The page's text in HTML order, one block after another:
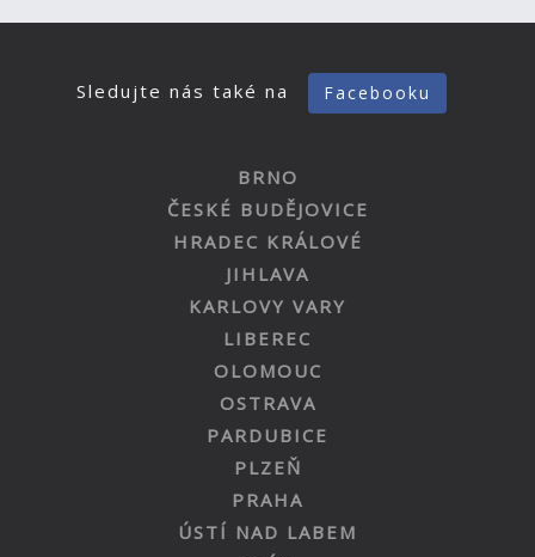
Sledujte nás také na Facebooku
BRNO
ČESKÉ BUDĚJOVICE
HRADEC KRÁLOVÉ
JIHLAVA
KARLOVY VARY
LIBEREC
OLOMOUC
OSTRAVA
PARDUBICE
PLZEŇ
PRAHA
ÚSTÍ NAD LABEM